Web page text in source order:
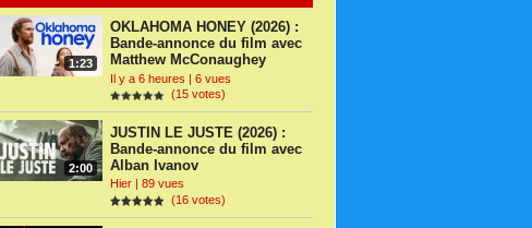
1:23
OKLAHOMA HONEY (2026) :
Bande-annonce du film avec
Matthew McConaughey
Il y a 6 heures | 6 vues
(15 votes)
2:00
JUSTIN LE JUSTE (2026) :
Bande-annonce du film avec
Alban Ivanov
Hier | 89 vues
(16 votes)